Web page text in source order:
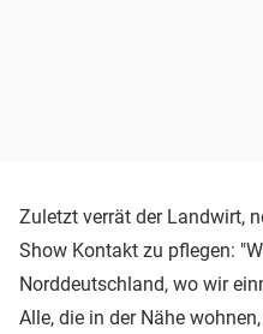
Zuletzt verrät der Landwirt,
Show Kontakt zu pflegen:
Norddeutschland, wo wir
Alle, die in der Nähe